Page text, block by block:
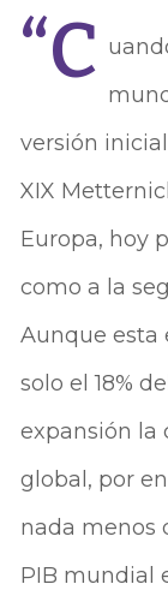
“C
versión
XIX
Europa, hoy
como a la
Aunque esta
solo el 18%
expansión la
global, por
nada menos
PIB mundial